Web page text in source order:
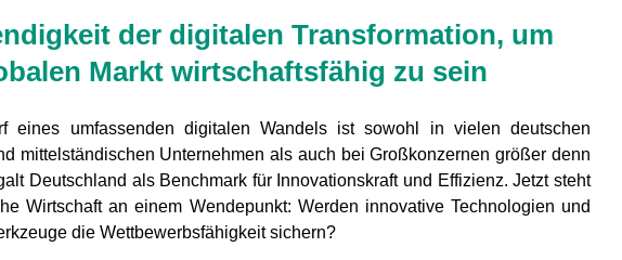
der digitalen Transformation, um
Markt wirtschaftsfähig zu sein
eines umfassenden digitalen Wandels ist sowohl in vielen deutschen
mittelständischen Unternehmen als auch bei Großkonzernen größer denn
Deutschland als Benchmark für Innovationskraft und Effizienz. Jetzt steht
Wirtschaft an einem Wendepunkt: Werden innovative Technologien und
die Wettbewerbsfähigkeit sichern?
echten
einer hochratenfähigen
im Projekt R2Stack
The Data-Driven
Factory: How
der
für